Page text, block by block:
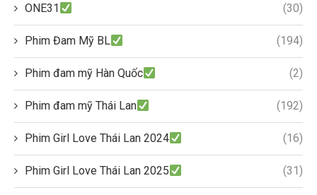
ONE31 (30)
Phim Đam Mỹ BL (194)
Phim đam mỹ Hàn Quốc (2)
Phim đam mỹ Thái Lan (192)
Phim Girl Love Thái Lan 2024 (16)
Phim Girl Love Thái Lan 2025 (31)